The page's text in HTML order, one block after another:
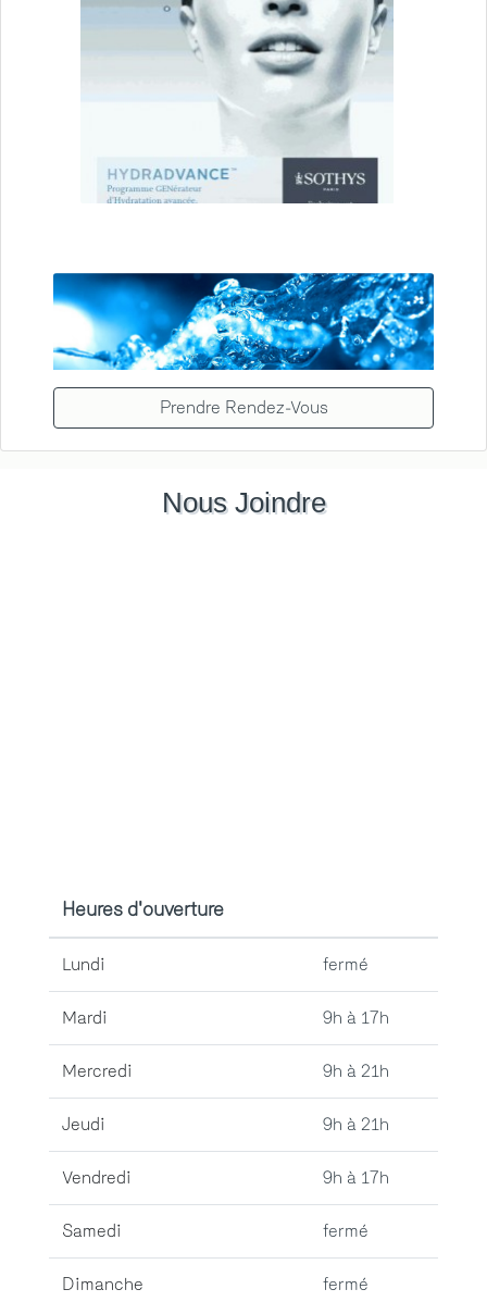
Prendre Rendez-Vous
Nous Joindre
Heures d'ouverture
Lundi fermé
Mardi 9h à 17h
Mercredi 9h à 21h
Jeudi 9h à 21h
Vendredi 9h à 17h
Samedi fermé
Dimanche fermé